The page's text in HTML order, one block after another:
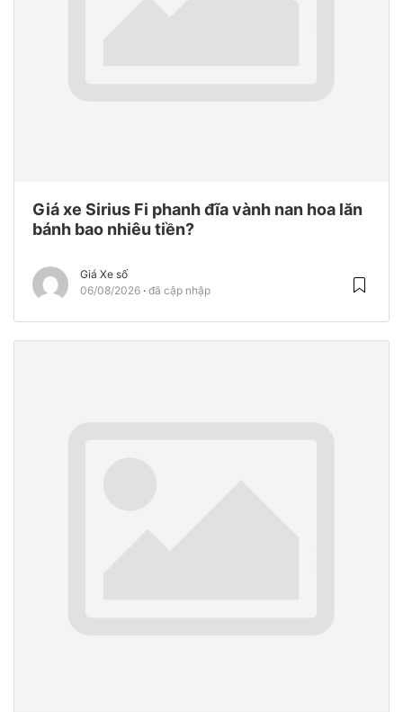
Giá xe Sirius Fi phanh đĩa vành nan hoa lăn
bánh bao nhiêu tiền?
Giá Xe số
06/08/2026 đã cập nhập